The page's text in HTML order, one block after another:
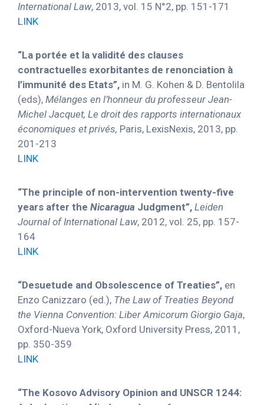
International Law, 2013, vol. 15 N°2, pp. 151-171
LINK
“La portée et la validité des clauses
contractuelles exorbitantes de renonciation à
l’immunité des Etats”, in M. G. Kohen & D. Bentolila
(eds), Mélanges en l’honneur du professeur Jean-
Michel Jacquet, Le droit des rapports internationaux
économiques et privés, Paris, LexisNexis, 2013, pp.
201-213
LINK
“The principle of non-intervention twenty-five
years after the Nicaragua Judgment”, Leiden
Journal of International Law, 2012, vol. 25, pp. 157-
164
LINK
“Desuetude and Obsolescence of Treaties”, en
Enzo Canizzaro (ed.), The Law of Treaties Beyond
the Vienna Convention: Liber Amicorum Giorgio Gaja,
Oxford-Nueva York, Oxford University Press, 2011,
pp. 350-359
LINK
“The Kosovo Advisory Opinion and UNSCR 1244: